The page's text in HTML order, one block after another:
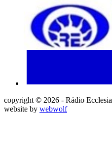
copyright © 2026 - Rádio Ecclesia
website by webwolf